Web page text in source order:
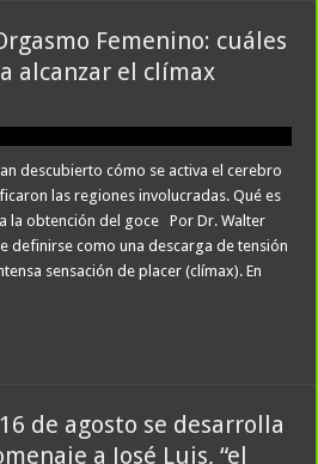
Femenino: cuáles
alcanzar el clímax
descubierto cómo se activa el cerebro
las regiones involucradas. Qué es
la obtención del goce Por Dr. Walter
como una descarga de tensión
sensación de placer (clímax). En
de agosto se desarrolla
a José Luis, “el